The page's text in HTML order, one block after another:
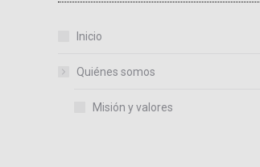
Inicio
Quiénes somos
Misión y valores